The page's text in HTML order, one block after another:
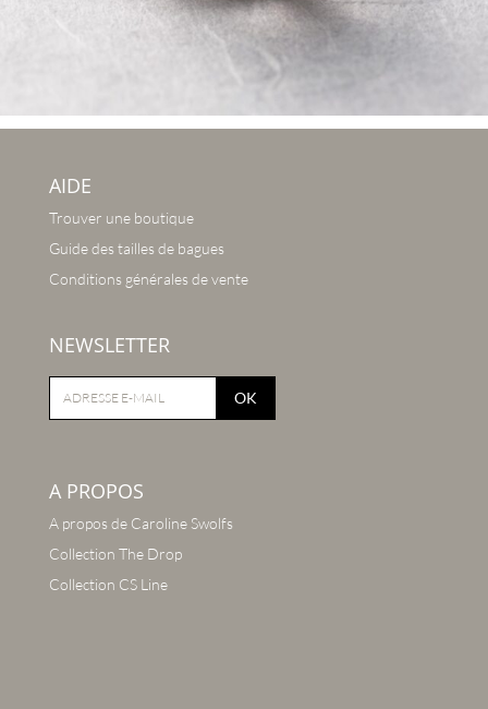
AIDE
Trouver une boutique
Guide des tailles de bagues
Conditions générales de vente
NEWSLETTER
OK
A PROPOS
A propos de Caroline Swolfs
Collection The Drop
Collection CS Line